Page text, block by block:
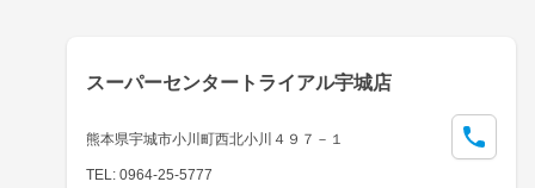
取扱店検索はこちら
スーパーセンタートライアル宇城店
熊本県宇城市小川町西北小川４９７－１
TEL: 0964-25-5777